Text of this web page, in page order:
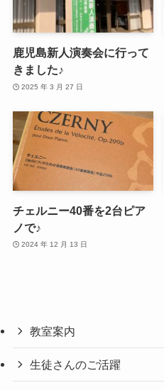
鹿児島新人演奏会に行って
きました♪
2025 年 3 月 27 日
チェルニー40番を2台ピア
ノで♪
2024 年 12 月 13 日
教室案内
生徒さんのご活躍